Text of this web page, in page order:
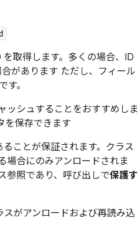
取得します。多くの場合、ID
があります ただし、フィール
。
ッシュすることをおすすめしま
を保存できます
ことが保証されます。クラス
場合にのみアンロードされま
参照であり、呼び出しで保護す
がアンロードおよび再読み込